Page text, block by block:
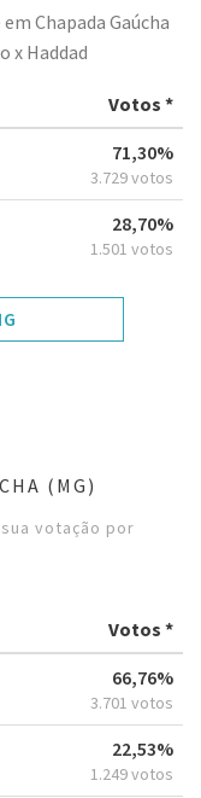
Chapada Gaúcha
x Haddad
Votos *
71,30%
3.729 votos
28,70%
1.501 votos
(MG)
votação por
Votos *
66,76%
3.701 votos
22,53%
1.249 votos